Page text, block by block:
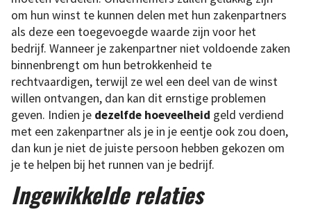
om hun winst te kunnen delen met hun zakenpartners
als deze een toegevoegde waarde zijn voor het
bedrijf. Wanneer je zakenpartner niet voldoende zaken
binnenbrengt om hun betrokkenheid te
rechtvaardigen, terwijl ze wel een deel van de winst
willen ontvangen, dan kan dit ernstige problemen
geven. Indien je dezelfde hoeveelheid geld verdiend
met een zakenpartner als je in je eentje ook zou doen,
dan kun je niet de juiste persoon hebben gekozen om
je te helpen bij het runnen van je bedrijf.
Ingewikkelde relaties